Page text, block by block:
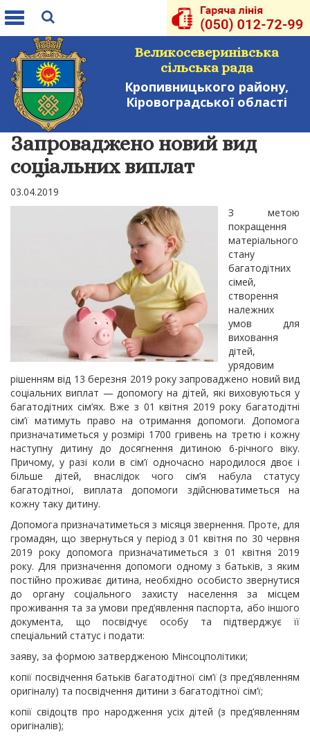
Toggle
Великосеверинівська
сільська рада
Кропивницького району,
Кіровоградської області
Запроваджено новий вид
соціальних виплат
03.04.2019
З метою
покращення
матеріального
стану
багатодітних
сімей,
створення
належних
умов для
виховання
дітей,
урядовим
рішенням від 13 березня 2019 року запроваджено новий вид
соціальних виплат — допомогу на дітей, які виховуються у
багатодітних сім’ях. Вже з 01 квітня 2019 року багатодітні
сім’ї матимуть право на отримання допомоги. Допомога
призначатиметься у розмірі 1700 гривень на третю і кожну
наступну дитину до досягнення дитиною 6-річного віку.
Причому, у разі коли в сім’ї одночасно народилося двоє і
більше дітей, внаслідок чого сім’я набула статусу
багатодітної, виплата допомоги здійснюватиметься на
кожну таку дитину.
Допомога призначатиметься з місяця звернення. Проте, для
громадян, що звернуться у період з 01 квітня по 30 червня
2019 року допомога призначатиметься з 01 квітня 2019
року. Для призначення допомоги одному з батьків, з яким
постійно проживає дитина, необхідно особисто звернутися
до органу соціального захисту населення за місцем
проживання та за умови пред’явлення паспорта, або іншого
документа, що посвідчує особу та підтверджує її
спеціальний статус і подати:
заяву, за формою затвердженою Мінсоцполітики;
копії посвідчення батьків багатодітної сім’ї (з пред’явленням
оригіналу) та посвідчення дитини з багатодітної сім’ї;
копії свідоцтв про народження усіх дітей (з пред’явленням
оригіналів);